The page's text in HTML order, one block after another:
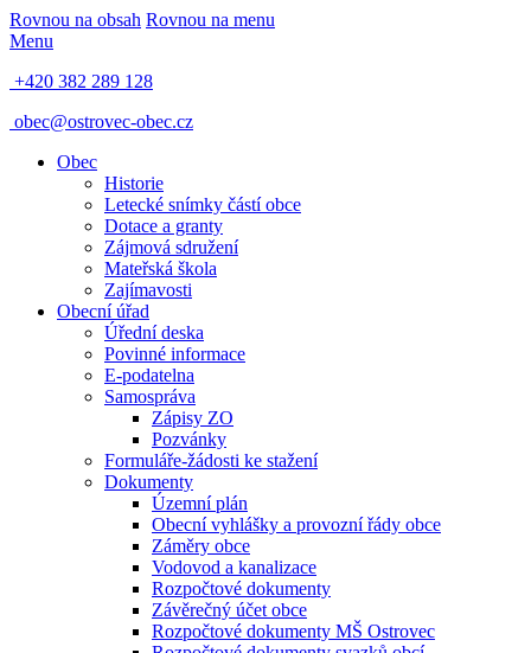
Rovnou na obsah Rovnou na menu
Menu
+420 382 289 128
obec@ostrovec-obec.cz
Obec
Historie
Letecké snímky částí obce
Dotace a granty
Zájmová sdružení
Mateřská škola
Zajímavosti
Obecní úřad
Úřední deska
Povinné informace
E-podatelna
Samospráva
Zápisy ZO
Pozvánky
Formuláře-žádosti ke stažení
Dokumenty
Územní plán
Obecní vyhlášky a provozní řády obce
Záměry obce
Vodovod a kanalizace
Rozpočtové dokumenty
Závěrečný účet obce
Rozpočtové dokumenty MŠ Ostrovec